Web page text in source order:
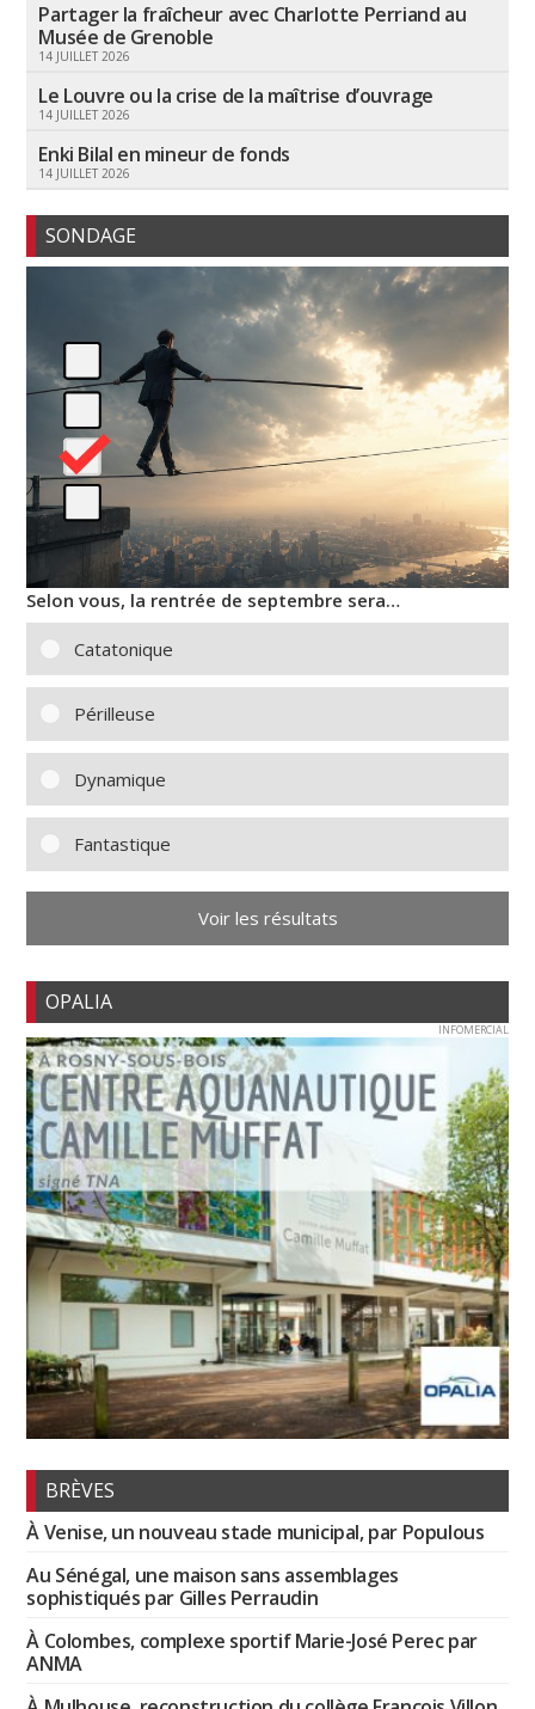
Partager la fraîcheur avec Charlotte Perriand au
Musée de Grenoble
14 JUILLET 2026
Le Louvre ou la crise de la maîtrise d’ouvrage
14 JUILLET 2026
Enki Bilal en mineur de fonds
14 JUILLET 2026
SONDAGE
Selon vous, la rentrée de septembre sera…
Catatonique
Périlleuse
Dynamique
Fantastique
Voir les résultats
OPALIA
INFOMERCIAL
BRÈVES
À Venise, un nouveau stade municipal, par Populous
Au Sénégal, une maison sans assemblages
sophistiqués par Gilles Perraudin
À Colombes, complexe sportif Marie-José Perec par
ANMA